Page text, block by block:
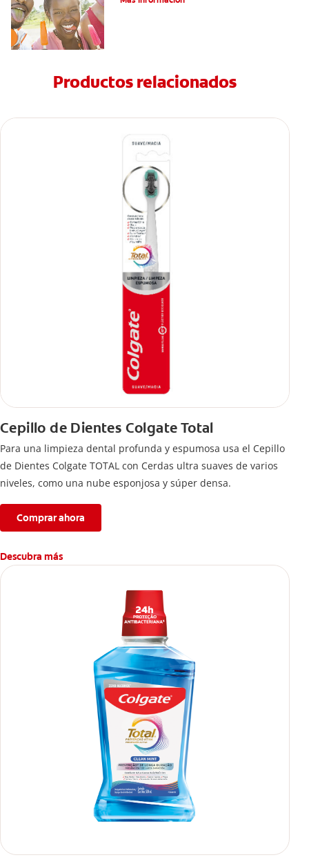
Productos relacionados
Cepillo de Dientes Colgate Total
Para una limpieza dental profunda y espumosa usa el Cepillo
de Dientes Colgate TOTAL con Cerdas ultra suaves de varios
niveles, como una nube esponjosa y súper densa.
Comprar ahora
Descubra más